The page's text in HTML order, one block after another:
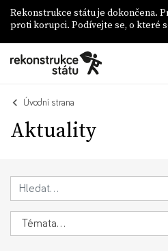
Rekonstrukce státu je dokončena.
proti korupci. Podívejte se, o které
Úvodní strana
Aktuality